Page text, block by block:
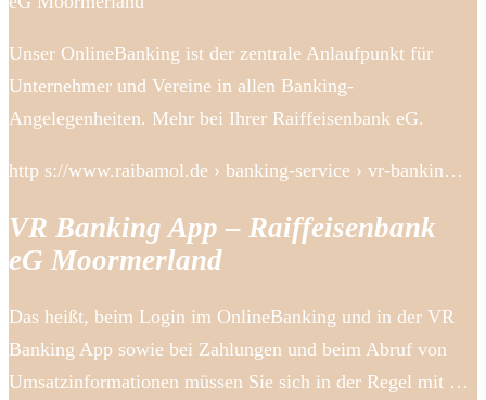
Unser OnlineBanking ist der zentrale Anlaufpunkt für
Unternehmer und Vereine in allen Banking-
Angelegenheiten. Mehr bei Ihrer Raiffeisenbank eG.
http s://www.raibamol.de › banking-service › vr-bankin…
VR Banking App – Raiffeisenbank
eG Moormerland
Das heißt, beim Login im OnlineBanking und in der VR
Banking App sowie bei Zahlungen und beim Abruf von
Umsatzinformationen müssen Sie sich in der Regel mit …